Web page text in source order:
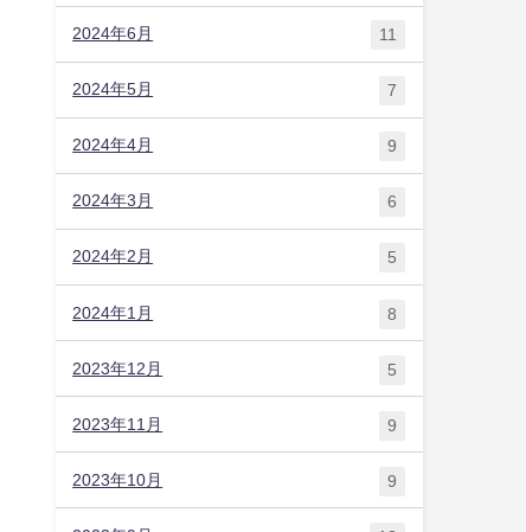
2024年6月 11
2024年5月 7
2024年4月 9
2024年3月 6
2024年2月 5
2024年1月 8
2023年12月 5
2023年11月 9
2023年10月 9